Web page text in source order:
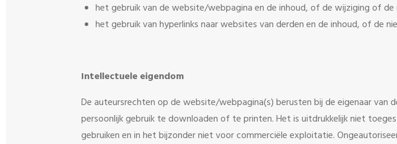
het gebruik van de website/webpagina en de inhoud, of de wijziging of
het gebruik van hyperlinks naar websites van derden en de inhoud, of de
Intellectuele eigendom
De auteursrechten op de website/webpagina(s) berusten bij de eigenaar
persoonlijk gebruik te downloaden of te printen. Het is uitdrukkelijk niet
gebruiken en in het bijzonder niet voor commerciële exploitatie.